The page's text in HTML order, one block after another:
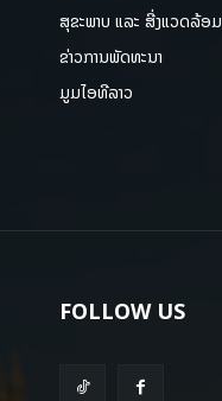
ສຸຂະພາບ ແລະ ສີ່ງແວດລ້ອມ
ຂ່າວການພັດທະນາ
ມູມໄອທີລາວ
FOLLOW US